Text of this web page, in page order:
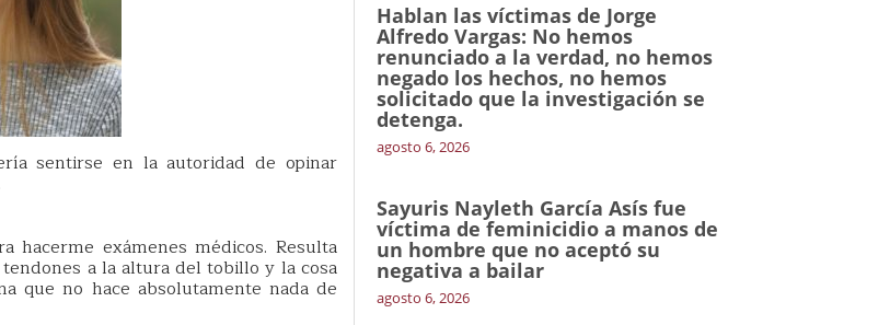
sentirse en la autoridad de opinar
hacerme exámenes médicos. Resulta
a la altura del tobillo y la cosa
que no hace absolutamente nada de
Hablan las víctimas de Jorge
Alfredo Vargas: No hemos
renunciado a la verdad, no hemos
negado los hechos, no hemos
solicitado que la investigación se
detenga.
agosto 6, 2026
Sayuris Nayleth García Asís fue
víctima de feminicidio a manos de
un hombre que no aceptó su
negativa a bailar
agosto 6, 2026